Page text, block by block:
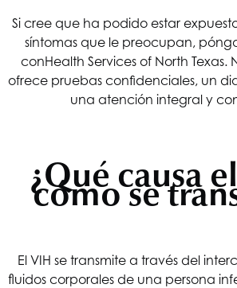
Si cree que ha podido estar
síntomas que le preocupan,
conHealth Services of North Texas.
ofrece pruebas confidenciales, un
una atención integral y
¿Qué causa
cómo se
El VIH se transmite a través del
fluidos corporales de una persona